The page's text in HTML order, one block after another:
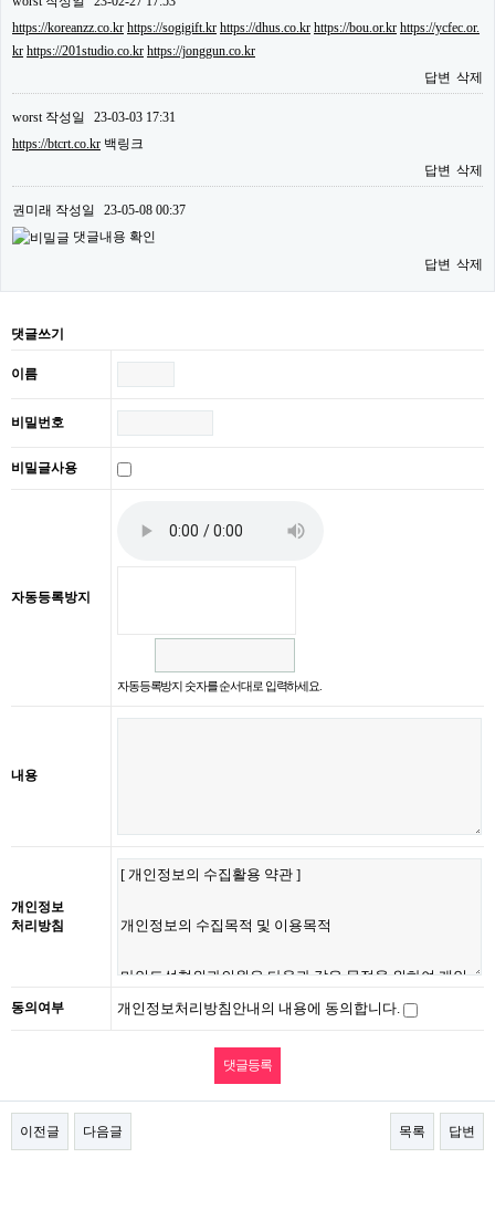
https://koreanzz.co.kr https://sogigift.kr https://dhus.co.kr https://bou.or.kr https://ycfec.or.
kr https://201studio.co.kr https://jonggun.co.kr
답변 삭제
worst작성일
23-03-03 17:31
https://btcrt.co.kr 백링크
답변 삭제
권미래 작성일
23-05-08 00:37
댓글내용 확인
답변 삭제
댓글쓰기
이름
비밀번호
비밀글사용
자동등록방지
자동등록방지 숫자를 순서대로 입력하세요.
내용
개인정보
처리방침
동의여부 개인정보처리방침안내의 내용에 동의합니다.
이전글 다음글 목록 답변